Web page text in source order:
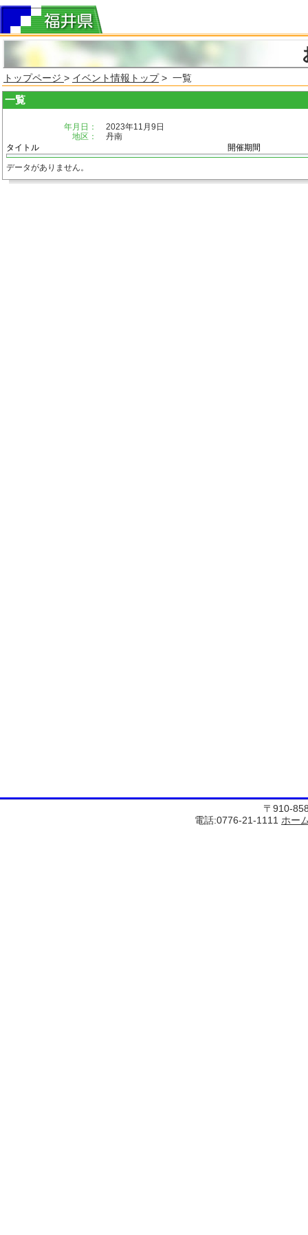
トップページ > イベント情報トップ> 一覧
一覧
年月日：
2023年11月9日
地区：
丹南
タイトル
開催期間
データがありません。
〒910-
電話:0776-21-1111 ホー